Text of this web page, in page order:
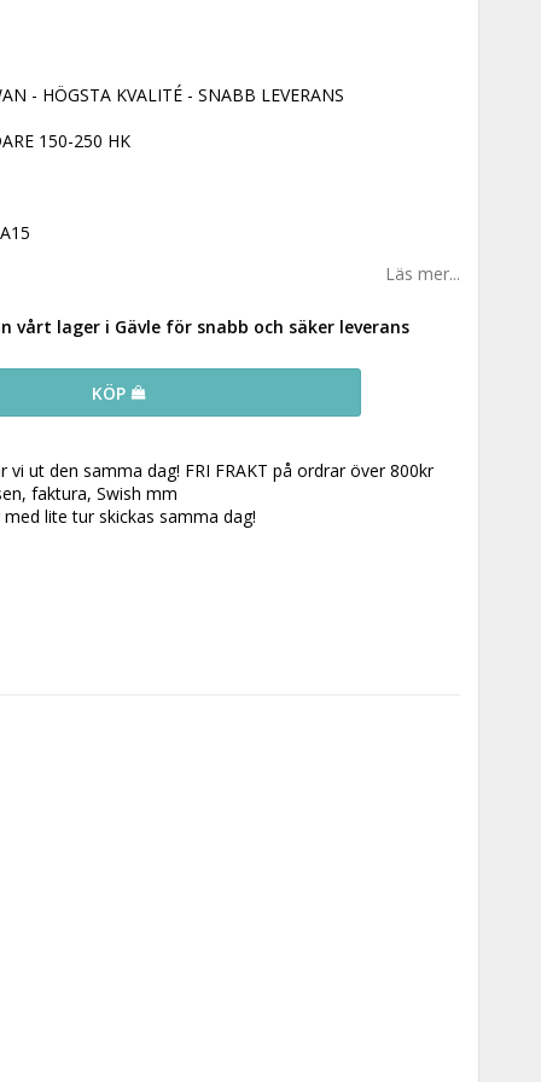
- HÖGSTA KVALITÉ - SNABB LEVERANS
150-250 HK
Läs mer...
vårt lager i Gävle för snabb och säker leverans
KÖP
vi ut den samma dag! FRI FRAKT på ordrar över 800kr
faktura, Swish mm
lite tur skickas samma dag!